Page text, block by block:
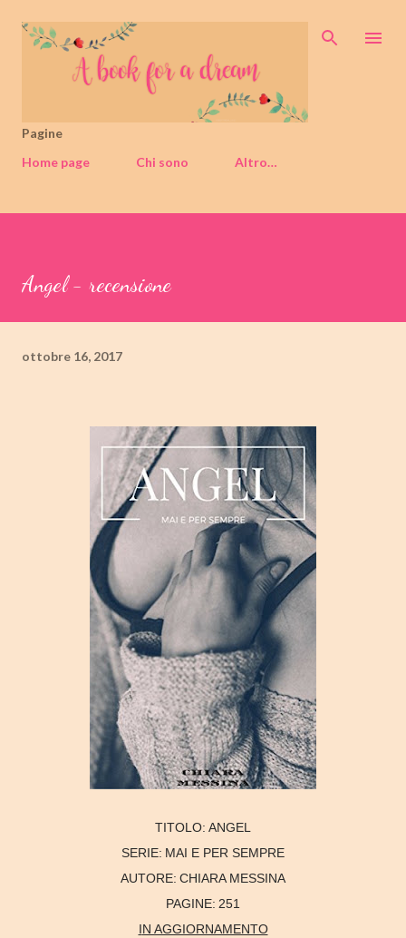
Passa ai contenuti principali
Pagine
Home page
Chi sono Altro…
Angel - recensione
ottobre 16, 2017
TITOLO: ANGEL
SERIE: MAI E PER SEMPRE
AUTORE: CHIARA MESSINA
PAGINE: 251
IN AGGIORNAMENTO